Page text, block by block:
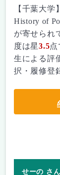
【千葉大
History of
が寄せられ
度は星3.5
生による評
択・履修登
せーの さ